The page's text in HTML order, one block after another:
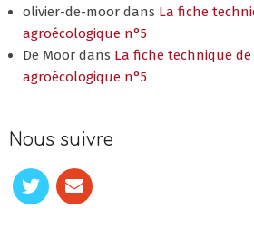
olivier-de-moor dans La fiche
agroécologique n°5
De Moor dans La fiche technique
agroécologique n°5
Nous suivre